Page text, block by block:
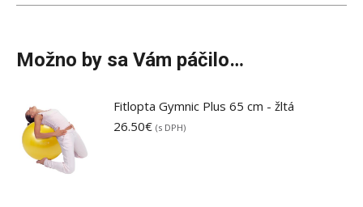
Možno by sa Vám páčilo…
Fitlopta Gymnic Plus 65 cm - žltá
26.50€ (s DPH)